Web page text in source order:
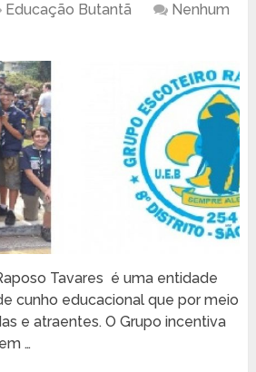
Educação Butantã
Nenhum
Tavares é uma entidade
cunho educacional que por meio
e atraentes. O Grupo incentiva
…